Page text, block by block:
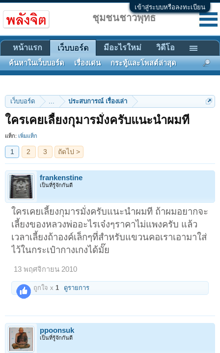
เข้าสู่ระบบหรือลงทะเบียน
เว็บบอร์ด ... ประสบการณ์ เรื่องเล่า
ใครเคยเลี้ยงกุมารมั่งครับแนะนำผมที
แท็ก: เพิ่มแท็ก
1 2 3 ถัดไป >
frankenstine
เป็นที่รู้จักกันดี
ใครเคยเลี้ยงกุมารมั่งครับแนะนำผมที ถ้าผมอยากจะ
เลี้ยงของหลวงพ่ออะไรเจ๋งๆราคาไม่แพงครับ แล้ว
เวลาเลี้ยงถ้าองค์เล็กๆที่สำหรับแขวนคอเราเอามาใส่
ไว้ในกระเป๋ากางเกงได้มั๊ย
13 พฤศจิกายน 2010
ถูกใจ x1 ดูรายการ
ppoonsuk
เป็นที่รู้จักกันดี
ชุมชนชาวพุทธ
หน้าแรก เว็บบอร์ด
ค้นหาในเว็บบอร์ด เรื่องเด่น กระทู้และโพสต์ล่าสุด
มีอะไรใหม่ วิดีโอ